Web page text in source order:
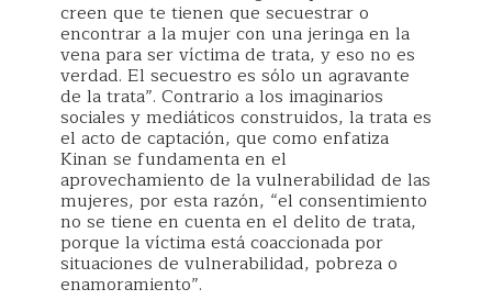
creen que te tienen que secuestrar o
encontrar a la mujer con una jeringa en la
vena para ser víctima de trata, y eso no es
verdad. El secuestro es sólo un agravante
de la trata”. Contrario a los imaginarios
sociales y mediáticos construidos, la trata es
el acto de captación, que como enfatiza
Kinan se fundamenta en el
aprovechamiento de la vulnerabilidad de las
mujeres, por esta razón, “el consentimiento
no se tiene en cuenta en el delito de trata,
porque la víctima está coaccionada por
situaciones de vulnerabilidad, pobreza o
enamoramiento”.